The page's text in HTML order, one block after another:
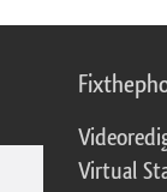
Virtual